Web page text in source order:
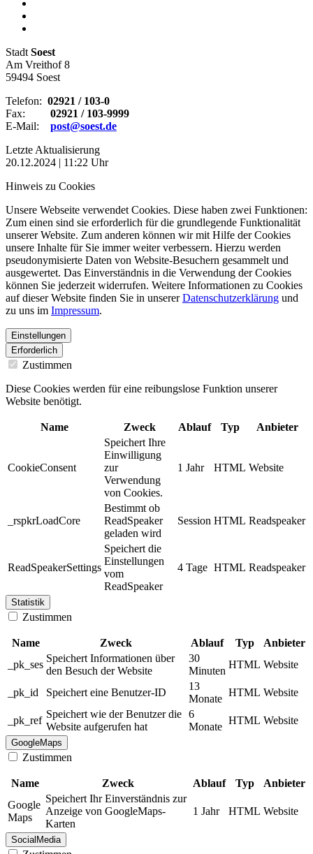
Stadt Soest
Am Vreithof 8
59494 Soest
Telefon: 02921 / 103-0
Fax: 02921 / 103-9999
E-Mail: post@soest.de
Letzte Aktualisierung
20.12.2024 | 11:22 Uhr
Hinweis zu Cookies
Unsere Webseite verwendet Cookies. Diese haben zwei Funktionen:
Zum einen sind sie erforderlich für die grundlegende Funktionalität
unserer Website. Zum anderen können wir mit Hilfe der Cookies
unsere Inhalte für Sie immer weiter verbessern. Hierzu werden
pseudonymisierte Daten von Website-Besuchern gesammelt und
ausgewertet. Das Einverständnis in die Verwendung der Cookies
können Sie jederzeit widerrufen. Weitere Informationen zu Cookies
auf dieser Website finden Sie in unsererDatenschutzerklärung und
zu uns im Impressum.
Einstellungen
Erforderlich
Zustimmen
Diese Cookies werden für eine reibungslose Funktion unserer
Website benötigt.
Name Zweck Ablauf Typ Anbieter
CookieConsent
Speichert Ihre
Einwilligung
zur
Verwendung
von Cookies.
1 Jahr HTML Website
_rspkrLoadCore
Bestimmt ob
ReadSpeaker
geladen wird
Session HTML Readspeaker
ReadSpeakerSettings
Speichert die
Einstellungen
vom
ReadSpeaker
4 Tage HTML Readspeaker
Statistik
Zustimmen
Name Zweck Ablauf Typ
Anbieter
_pk_ses
Speichert Informationen über
den Besuch der Website
30
Minuten
HTML Website
_pk_id Speichert eine Benutzer-ID
13
Monate
HTML Website
_pk_ref
Speichert wie der Benutzer die
Website aufgerufen hat
6
Monate
HTML Website
GoogleMaps
Zustimmen
Name Zweck Ablauf Typ
Anbieter
Google
Maps
Speichert Ihr Einverständnis zur
Anzeige von GoogleMaps-
Karten
1 Jahr HTML Website
SocialMedia